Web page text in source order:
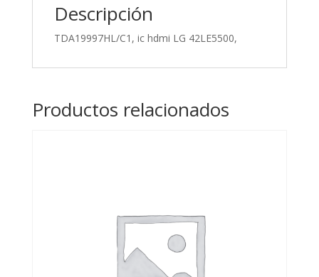
Descripción
TDA19997HL/C1, ic hdmi LG 42LE5500,
Productos relacionados